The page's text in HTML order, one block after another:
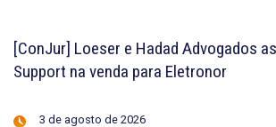
[ConJur] Loeser e Hadad Advogados
Support na venda para Eletronor
3 de agosto de 2026